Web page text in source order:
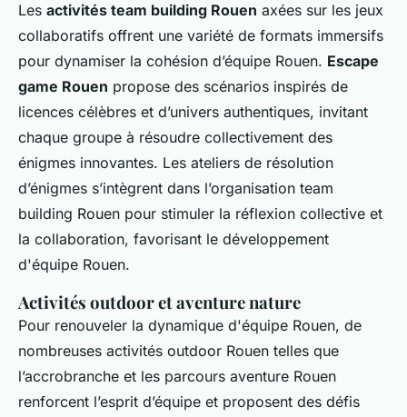
Les activités team building Rouen axées sur les jeux
collaboratifs offrent une variété de formats immersifs
pour dynamiser la cohésion d’équipe Rouen. Escape
game Rouen propose des scénarios inspirés de
licences célèbres et d’univers authentiques, invitant
chaque groupe à résoudre collectivement des
énigmes innovantes. Les ateliers de résolution
d’énigmes s’intègrent dans l’organisation team
building Rouen pour stimuler la réflexion collective et
la collaboration, favorisant le développement
d'équipe Rouen.
Activités outdoor et aventure nature
Pour renouveler la dynamique d'équipe Rouen, de
nombreuses activités outdoor Rouen telles que
l’accrobranche et les parcours aventure Rouen
renforcent l’esprit d’équipe et proposent des défis